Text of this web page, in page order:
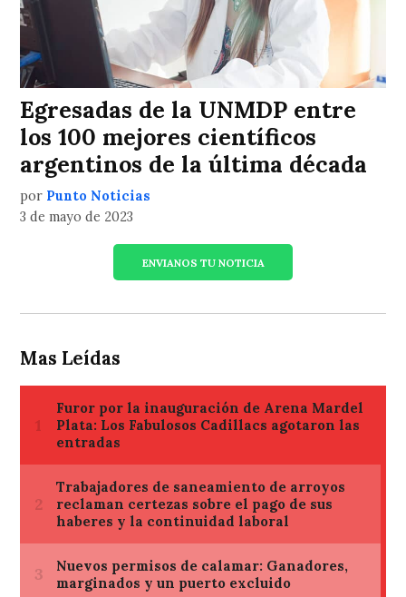
Egresadas de la UNMDP entre
los 100 mejores científicos
argentinos de la última década
por Punto Noticias
3 de mayo de 2023
ENVIANOS TU NOTICIA
Mas Leídas